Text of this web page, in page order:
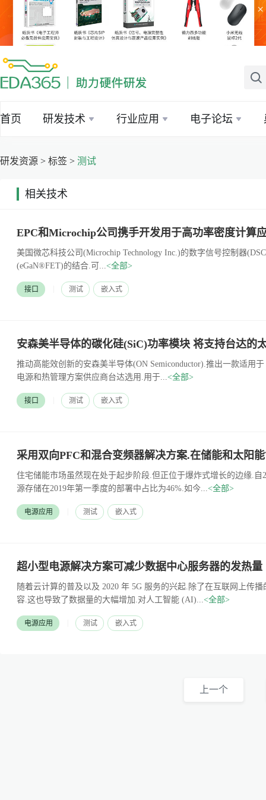
×
首页 研发技术 行业应用 电子论坛
研发资源 > 标签 > 测试
相关技术
美国微芯科技公司(Microchip Technology Inc.)的数字信号控制器
(eGaN®FET)的结合.可...<全部>
接口 测试 嵌入式
推动高能效创新的安森美半导体(ON Semiconductor).推出一款适用
电源和热管理方案供应商台达选用.用于...<全部>
接口 测试 嵌入式
住宅储能市场虽然现在处于起步阶段.但正位于爆炸式增长的边缘.
源存储在2019年第一季度的部署中占比为46%.如今...<全部>
电源应用 测试 嵌入式
超小型电源解决方案可减少数据中心服务器的发热量
随着云计算的普及以及 2020 年 5G 服务的兴起.除了在互联网上传
容.这也导致了数据量的大幅增加.对人工智能 (AI)...<全部>
电源应用 测试 嵌入式
上一个